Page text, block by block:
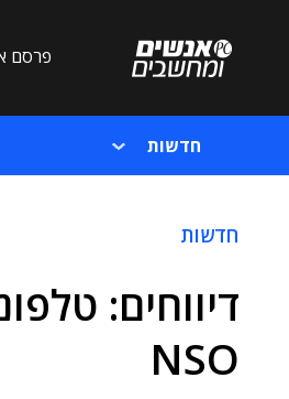
פרסם
חדשות
חדשות
דיווחים:
NSO